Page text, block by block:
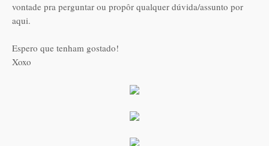
vontade pra perguntar ou propôr qualquer dúvida/assunto por
aqui.
Espero que tenham gostado!
Xoxo